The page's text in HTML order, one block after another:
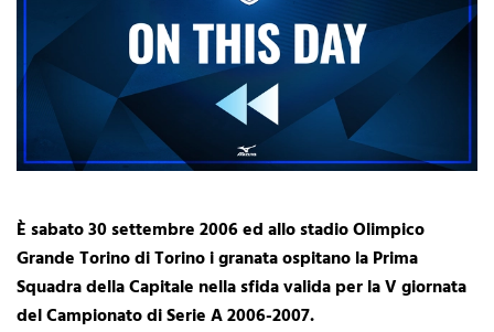
È sabato 30 settembre 2006 ed allo stadio Olimpico
Grande Torino di Torino i granata ospitano la Prima
Squadra della Capitale nella sfida valida per la V giornata
del Campionato di Serie A 2006-2007.